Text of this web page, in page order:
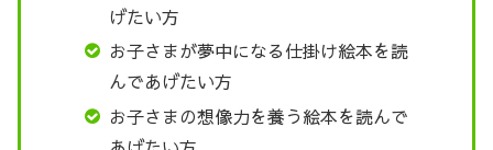
げたい方
お子さまが夢中になる仕掛け絵本を読
んであげたい方
お子さまの想像力を養う絵本を読んで